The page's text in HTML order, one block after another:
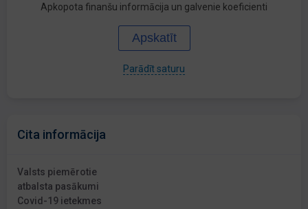
Apkopota finanšu informācija un galvenie koeficienti
Apskatīt
Parādīt saturu
Cita informācija
Valsts piemērotie
atbalsta pasākumi
Covid-19 ietekmes